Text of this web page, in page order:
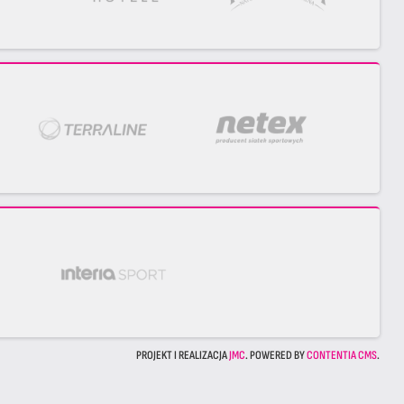
PROJEKT I REALIZACJAJMC. POWERED BYCONTENTIA CMS.